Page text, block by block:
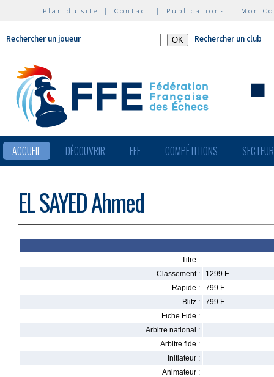
Plan du site | Contact | Publications | Mon
Rechercher un joueur Rechercher un club
ACCUEIL DÉCOUVRIR FFE COMPÉTITIONS
EL SAYED Ahmed
Titre :
Classement :
1299 E
Rapide :
799 E
Blitz :
799 E
Fiche Fide :
Arbitre national :
Arbitre fide :
Initiateur :
Animateur :